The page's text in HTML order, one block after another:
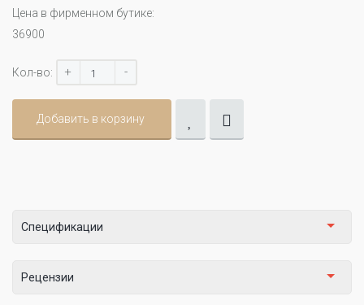
Цена в фирменном бутике:
36900
Кол-во: + -
Добавить в корзину
Спецификации
Рецензии